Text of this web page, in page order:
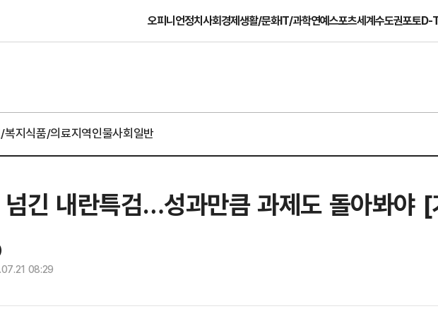
오피니언정치사회경제생활/문화IT/과학연예스포츠세계수도권포토D-
복지식품/의료지역인물사회일반
긴 내란특검…성과만큼 과제도 돌아봐야
08:29